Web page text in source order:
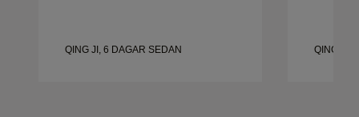
QING JI, 6 DAGAR SEDAN QING JI,